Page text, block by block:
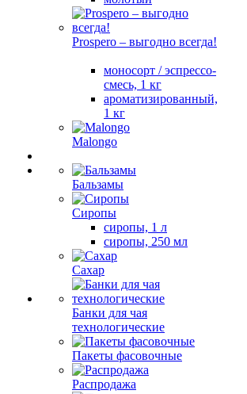
Prospero – выгодно всегда!
моносорт / эспрессо-
смесь, 1 кг
ароматизированный,
1 кг
Malongo
Бальзамы
Сиропы
сиропы, 1 л
сиропы, 250 мл
Сахар
Банки для чая
технологические
Пакеты фасовочные
Распродажа